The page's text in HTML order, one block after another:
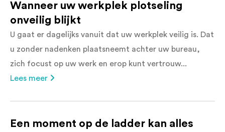
Wanneer uw werkplek plotseling
onveilig blijkt
U gaat er dagelijks vanuit dat uw werkplek veilig is. Dat
u zonder nadenken plaatsneemt achter uw bureau,
zich focust op uw werk en erop kunt vertrouw...
Lees meer
Een moment op de ladder kan alles